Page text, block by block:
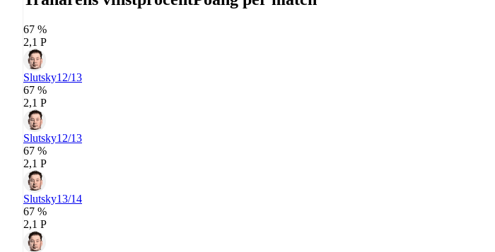
67 %
2,1 P
Slutsky12/13
67 %
2,1 P
Slutsky12/13
67 %
2,1 P
Slutsky13/14
67 %
2,1 P